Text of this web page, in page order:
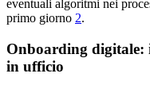
eventuali algoritmi nei
primo giorno 2.
Onboarding digitale:
in ufficio